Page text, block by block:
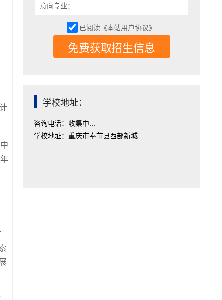
意向专业：
已阅读《本站用户协议》
免费获取招生信息
学校地址：
咨询电话：收集中...
学校地址：重庆市奉节县西部新城